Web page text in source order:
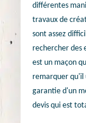
différentes
travaux de
sont assez
rechercher des
est un maçon
remarquer qu'il
garantie d'un
devis qui est